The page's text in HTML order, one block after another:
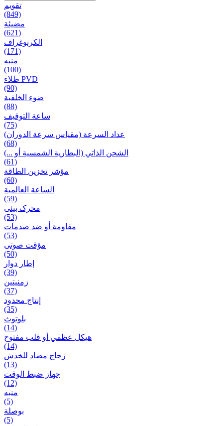
تقويم
(849)
مضيئة
(621)
الكرنوغراف
(171)
منبه
(100)
طلاء PVD
(90)
ضوء الخلفية
(88)
ساعة التوقيف
(75)
عداد السرعة (مقياس سرعة الدوران)
(68)
الشحن الذاتي (البطارية الشمسية أو ...)
(61)
مؤشر تخزين الطاقة
(60)
الساعة العالمية
(59)
محرک بیئی
(53)
مقاومة أو ضد صدمات
(53)
مؤقت صوتی
(50)
إطار دوار
(39)
زمنیتین
(37)
إنتاج محدود
(35)
بلوتوث
(14)
هيكل عظمي أو قلب مفتوح
(14)
زجاج مضاد للخدش
(13)
جهاز ضبط الوقت
(12)
منبه
(5)
بوصلة
(5)